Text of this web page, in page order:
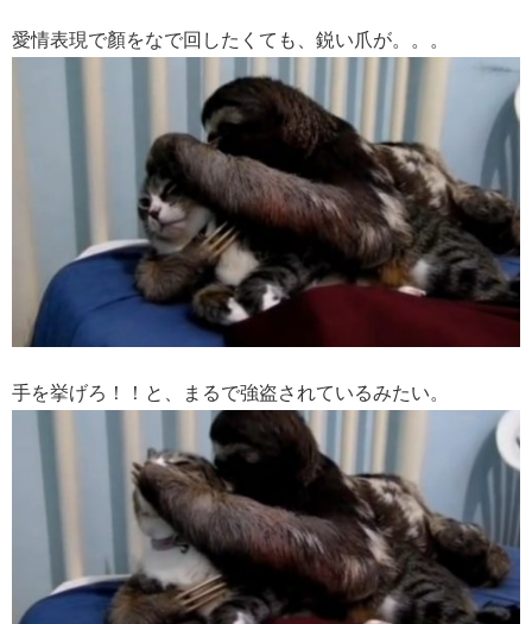
愛情表現で顏をなで回したくても、鋭い爪が。。。
手を挙げろ！！と、まるで強盗されているみたい。